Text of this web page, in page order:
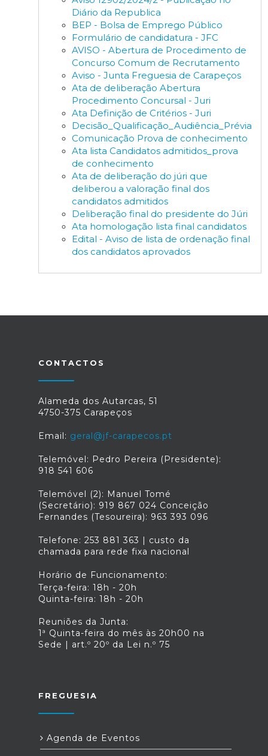
Diário da Republica
BEP - Bolsa de Emprego Público
Formulário de candidatura - JFC
AVISO - Abertura de Procedimento de
Concurso Comum de Recrutamento
Aviso - Junta Freguesia de Carapeços
Ata de deliberação Abertura
Procedimento Concursal - Juri
Ata Definição de Critérios - Juri
Decisão_Qualificação_Audiência_Prévia
Comunicação Prova de conhecimento
Ata lista Candidatos admitidos_prova
de conhecimento
Ata de deliberação do júri que
deliberou a valoração final dos
candidatos admitidos
Deliberação final do presidente do Júri
Ata homologação lista final candidatos
Edital - Aviso de lista de ordenação final
dos candidatos aprovados
CONTACTOS
Alameda dos Autarcas, 51
4750-375 Carapeços
Email: geral@jf-carapecos.pt
Telemóvel: Pedro Pereira (Presidente):
918 541 606
Telemóvel (2): Manuel Tomé
(Secretário): 919 867 024 Conceição
Fernandes (Tesoureira): 963 393 096
Telefone: 253 881 363 | custo da
chamada para rede fixa nacional
Horário de Funcionamento:
Terça-feira: 18h - 20h
Quinta-feira: 18h - 20h
Reuniões da Junta:
1ª Quinta-feira do mês às 20h00 na
Sede | art.º 20º da Lei n.º 75
FREGUESIA
Agenda de Eventos